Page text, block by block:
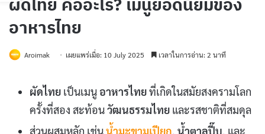
ผัดไทย คืออะไร? เมนูยอดนิยมของ
อาหารไทย
Aroimak เผยแพร่เมื่อ: 10 July 2025 เวลาในการอ่าน: 2 นาที
ผัดไทย เป็นเมนูอาหารไทยที่เกิดในสมัยสงครามโลก
ครั้งที่สอง สะท้อนวัฒนธรรมไทย และรสชาติที่สมดุล
ส่วนผสมหลัก เช่นน้ำมะขามเปียก, น้ำตาลปี๊บ, และ